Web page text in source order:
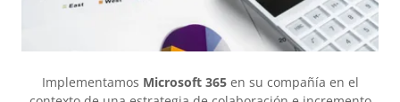
Implementamos Microsoft 365en su compañía en el